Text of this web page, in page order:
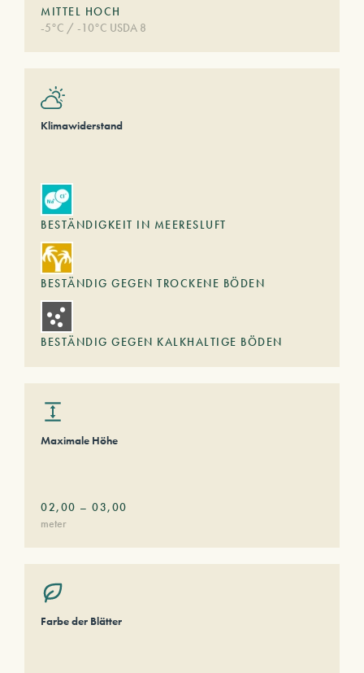
MITTEL HOCH
-5°C / -10°C USDA 8
Klimawiderstand
BESTÄNDIGKEIT IN MEERESLUFT
BESTÄNDIG GEGEN TROCKENE BÖDEN
BESTÄNDIG GEGEN KALKHALTIGE BÖDEN
Maximale Höhe
02,00 – 03,00
meter
Farbe der Blätter